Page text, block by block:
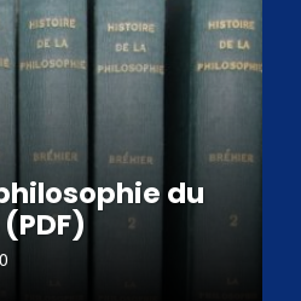
du
0